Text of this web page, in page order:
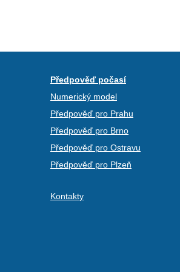
Předpověď počasí
Numerický model
Předpověď pro Prahu
Předpověď pro Brno
Předpověď pro Ostravu
Předpověď pro Plzeň
Kontakty